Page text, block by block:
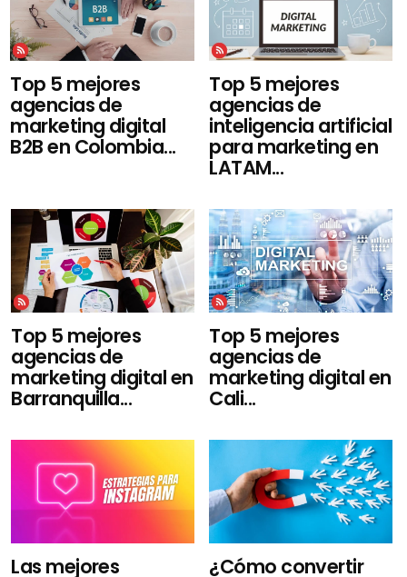
Top 5 mejores
agencias de
marketing digital
B2B en Colombia...
Top 5 mejores
agencias de
inteligencia artificial
para marketing en
LATAM...
Top 5 mejores
agencias de
marketing digital en
Barranquilla...
Top 5 mejores
agencias de
marketing digital en
Cali...
Las mejores ¿Cómo convertir